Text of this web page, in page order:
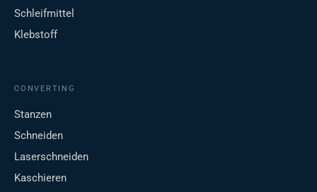
Schleifmittel
Klebstoff
CONVERTING
Stanzen
Schneiden
Laserschneiden
Kaschieren